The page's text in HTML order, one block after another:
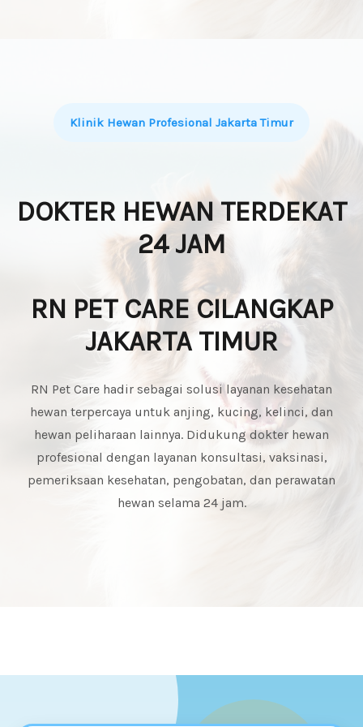
Klinik Hewan Profesional Jakarta Timur
DOKTER HEWAN TERDEKAT
24 JAM
RN PET CARE CILANGKAP
JAKARTA TIMUR
RN Pet Care hadir sebagai solusi layanan kesehatan
hewan terpercaya untuk anjing, kucing, kelinci, dan
hewan peliharaan lainnya. Didukung dokter hewan
profesional dengan layanan konsultasi, vaksinasi,
pemeriksaan kesehatan, pengobatan, dan perawatan
hewan selama 24 jam.